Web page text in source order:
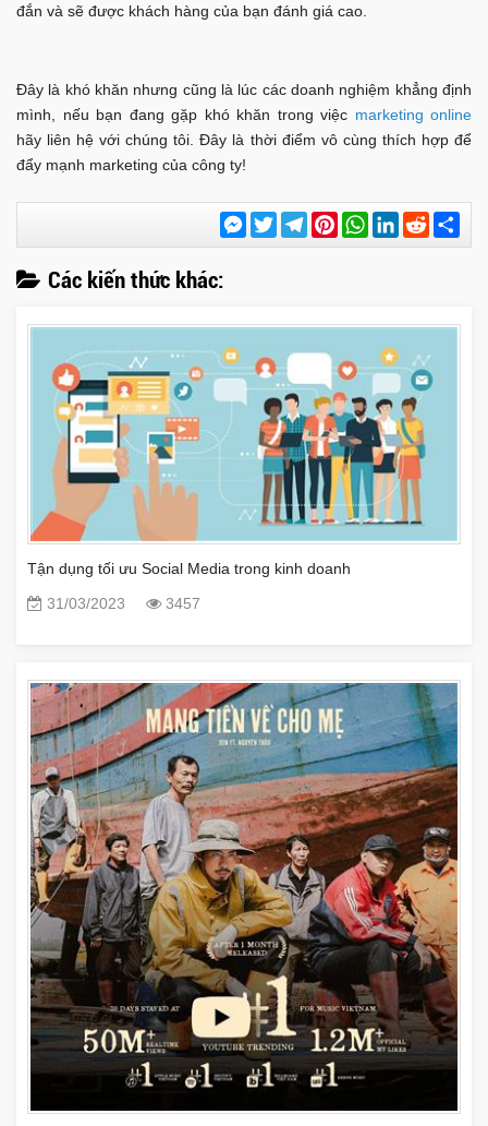
đắn và sẽ được khách hàng của bạn đánh giá cao.
Đây là khó khăn nhưng cũng là lúc các doanh nghiệm khẳng định
mình, nếu bạn đang gặp khó khăn trong việc marketing online
hãy liên hệ với chúng tôi. Đây là thời điểm vô cùng thích hợp để
đẩy mạnh marketing của công ty!
Messenger
TwitterTelegramPinterestWhatsApp
LinkedInReddit
Các kiến thức khác:
Tận dụng tối ưu Social Media trong kinh doanh
31/03/2023
3457